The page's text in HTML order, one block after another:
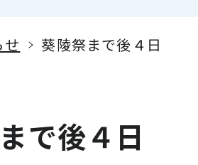
せ 葵陵祭まで後４日
で後４日